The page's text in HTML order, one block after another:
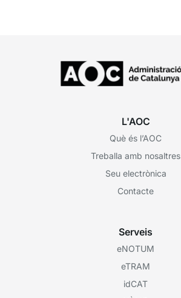
L'AOC
Què és l’AOC
Treballa amb nosaltres
Seu electrònica
Contacte
Serveis
eNOTUM
eTRAM
idCAT